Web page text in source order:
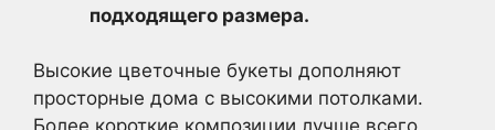
подходящего размера.
Высокие цветочные букеты дополняют
просторные дома с высокими потолками.
Более короткие композиции лучше всего